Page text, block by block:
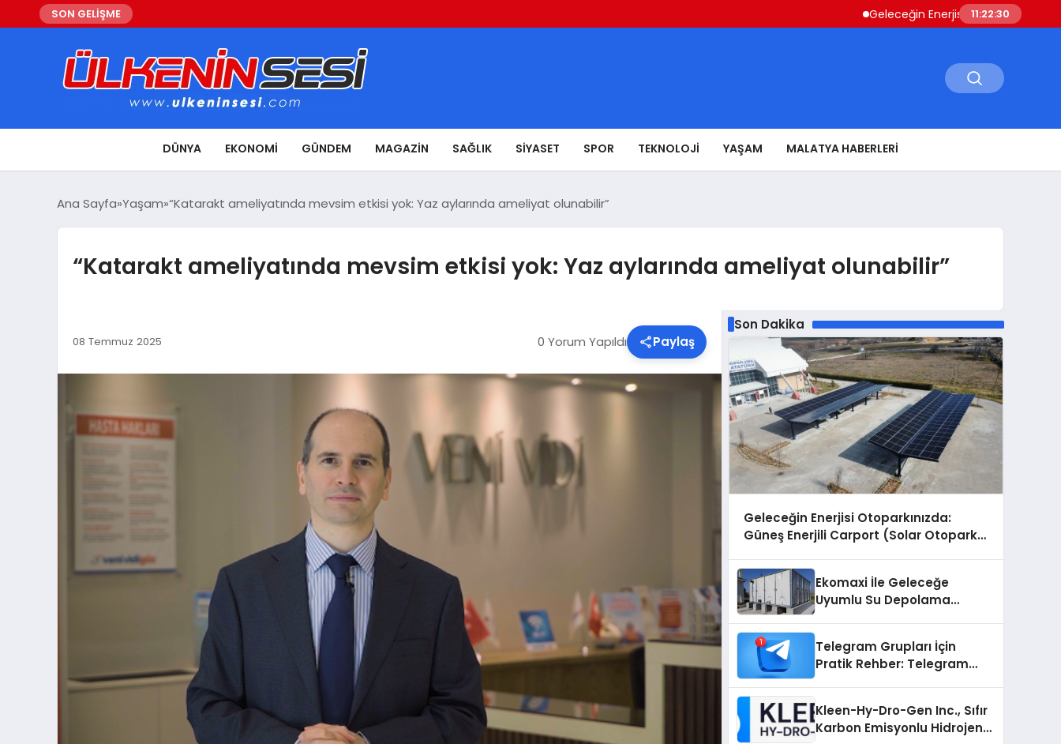
SON GELİŞME Geleceğin Enerjisi Otoparkınızda: Güneş
11:22:31
DÜNYA EKONOMI GÜNDEM MAGAZIN SAĞLIK SIYASET SPOR TEKNOLOJI YAŞAM MALATYA HABERLERI
Ana Sayfa Yaşam “Katarakt ameliyatında mevsim etkisi yok: Yaz aylarında ameliyat olunabilir”
“Katarakt ameliyatında mevsim etkisi yok: Yaz aylarında ameliyat olunabilir”
08 Temmuz 2025 0 Yorum Yapıldı Paylaş
Son Dakika
Geleceğin Enerjisi Otoparkınızda:
Güneş Enerjili Carport (Solar Otopark)
Ekomaxi İle Geleceğe
Uyumlu Su Depolama
Telegram Grupları İçin
Pratik Rehber: Telegram
Kleen-Hy-Dro-Gen Inc., Sıfır
Karbon Emisyonlu Hidrojen